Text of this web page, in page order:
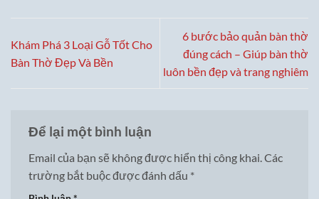
Khám Phá 3 Loại Gỗ Tốt Cho
Bàn Thờ Đẹp Và Bền
6 bước bảo quản bàn thờ
đúng cách – Giúp bàn thờ
luôn bền đẹp và trang nghiêm
Để lại một bình luận
Email của bạn sẽ không được hiển thị công khai.Các
trường bắt buộc được đánh dấu *